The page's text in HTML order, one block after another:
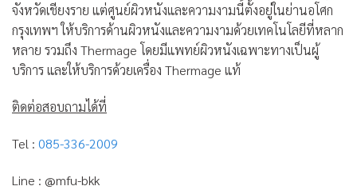
จังหวัดเชียงราย แต่ศูนย์ผิวหนังและความงามนี้ตั้งอยู่ในย่านอโศก
กรุงเทพฯ ให้บริการด้านผิวหนังและความงามด้วยเทคโนโลยีที่หลาก
หลาย รวมถึง Thermage โดยมีแพทย์ผิวหนังเฉพาะทางเป็นผู้
บริการ และให้บริการด้วยเครื่อง Thermage แท้
ติดต่อสอบถามได้ที่
Tel : 085-336-2009
Line : @mfu-bkk